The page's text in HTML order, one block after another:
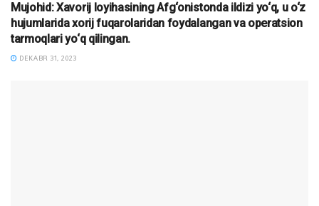
Mujohid: Xavorij loyihasining Afg‘onistonda ildizi yo‘q, u o‘z
hujumlarida xorij fuqarolaridan foydalangan va operatsion
tarmoqlari yo‘q qilingan.
DEKABR 31, 2023